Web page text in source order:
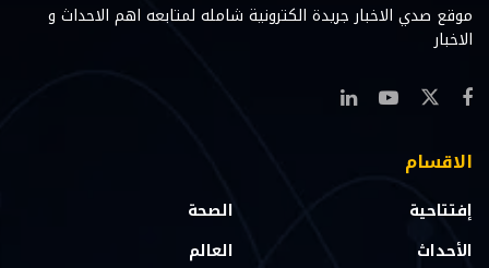
موقع صدي الاخبار جريدة الكترونية شامله لمتابعه اهم الاحداث و
الاخبار
الاقسام
إفتتاحية
الأحداث
الصحة
العالم